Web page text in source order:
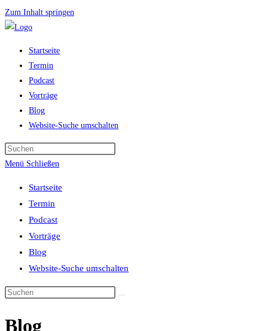
Zum Inhalt springen
Startseite
Termin
Podcast
Vorträge
Blog
Website-Suche umschalten
Menü Schließen
Startseite
Termin
Podcast
Vorträge
Blog
Website-Suche umschalten
Blog